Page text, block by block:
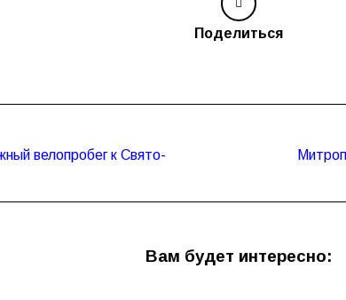
Поделиться
велопробег к Свято-
Следующая
Вам будет интересно: